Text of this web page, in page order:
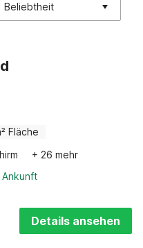
Beliebtheit
Fläche
+ 26 mehr
Details ansehen